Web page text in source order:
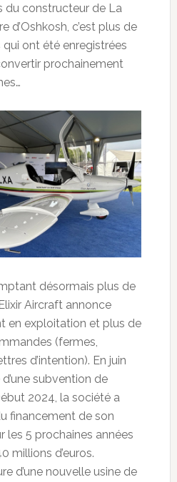
du constructeur de La
d’Oshkosh, c’est plus de
ont été enregistrées
prochainement
désormais plus de
Aircraft annonce
en exploitation et plus de
(fermes,
d’intention). En juin
subvention de
2024, la société a
financement de son
5 prochaines années
millions d’euros.
d’une nouvelle usine de